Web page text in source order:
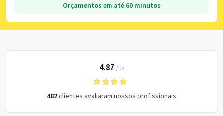
Orçamentos em até 60 minutos
4.87/ 5
482clientes avaliaram nossos profissionais